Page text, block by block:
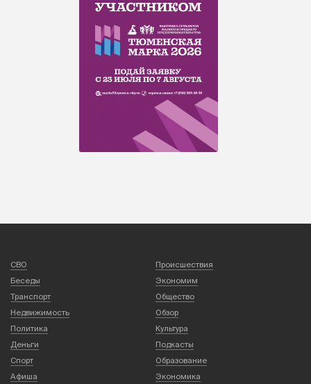
СВО
Происшествия
Беседы
Экономим
Транспорт
Общество
Недвижимость
Обзор
Политика
Культура
Деньги
Подкасты
Спорт
Образование
Афиша
Экономика